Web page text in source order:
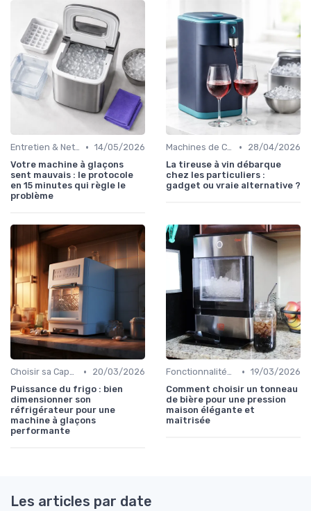
Entretien & Nettoyage • 14/05/2026
Votre machine à glaçons
sent mauvais : le protocole
en 15 minutes qui règle le
problème
Machines de Comptoir •
28/04/2026
La tireuse à vin débarque
chez les particuliers :
gadget ou vraie alternative ?
Choisir sa Capacité •
20/03/2026
Puissance du frigo : bien
dimensionner son
réfrigérateur pour une
machine à glaçons
performante
Fonctionnalités Clés • 19/03/2026
Comment choisir un tonneau
de bière pour une pression
maison élégante et
maîtrisée
Les articles par date